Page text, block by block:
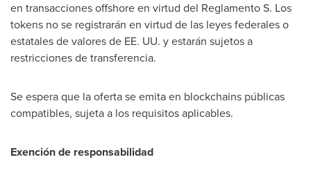
en transacciones offshore en virtud del Reglamento S. Los
tokens no se registrarán en virtud de las leyes federales o
estatales de valores de EE. UU. y estarán sujetos a
restricciones de transferencia.
Se espera que la oferta se emita en blockchains públicas
compatibles, sujeta a los requisitos aplicables.
Exención de responsabilidad